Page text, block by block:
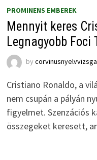
PROMINENS EMBEREK
Mennyit keres
Legnagyobb Foci
by corvinusnyelvvizsga
Cristiano Ronaldo, a
nem csupán a pályán
figyelmet. Szenzációs
összegeket keresett,